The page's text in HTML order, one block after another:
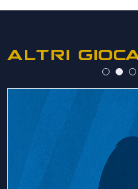
ALTRI